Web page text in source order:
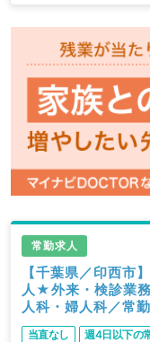
常勤求人
【千葉県／印西市
人★外来・検診業
人科・婦人科／常勤
当直なし 週4日以下の